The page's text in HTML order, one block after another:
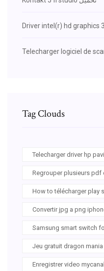
Driver intel(r) hd graphics
Telecharger logiciel de
Tag Clouds
Telecharger driver hp
Regrouper plusieurs pdf
How to télécharger play
Convertir jpg a png
Samsung smart switch
Jeu gratuit dragon mania
Enregistrer video